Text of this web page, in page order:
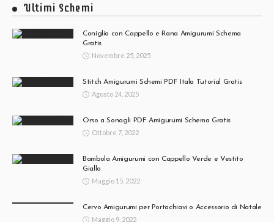
Ultimi Schemi
Coniglio con Cappello e Rana Amigurumi Schema
Gratis
Novembre 25, 2025
Stitch Amigurumi Schemi PDF Itala Tutorial Gratis
Agosto 24, 2025
Orso a Sonagli PDF Amigurumi Schema Gratis
Ottobre 7, 2022
Bambola Amigurumi con Cappello Verde e Vestito
Giallo
Maggio 15, 2022
Cervo Amigurumi per Portachiavi o Accessorio di Natale
Maggio 9, 2022